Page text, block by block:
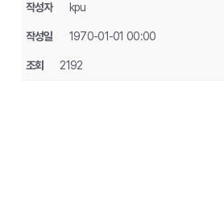
작성자 kpu
작성일 1970-01-01 00:00
조회 2192